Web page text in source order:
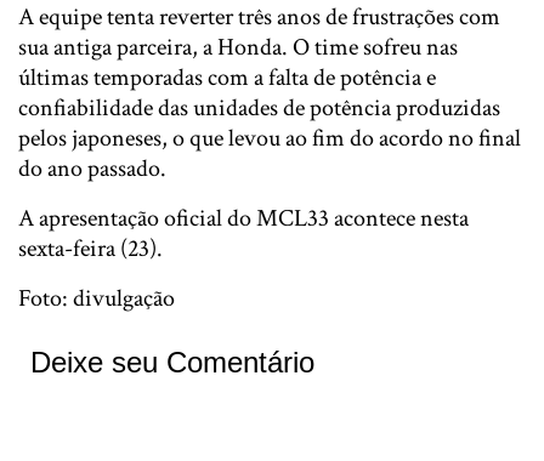
A equipe tenta reverter três anos de frustrações com
sua antiga parceira, a Honda. O time sofreu nas
últimas temporadas com a falta de potência e
confiabilidade das unidades de potência produzidas
pelos japoneses, o que levou ao fim do acordo no final
do ano passado.
A apresentação oficial do MCL33 acontece nesta
sexta-feira (23).
Foto: divulgação
Deixe seu Comentário